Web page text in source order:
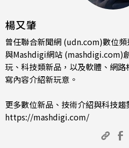
楊又肇
曾任聯合新聞網 (udn.com)數位
與Mashdigi網站 (mashdigi.com)
玩、科技類新品，以及軟體、網
寫內容介紹新玩意。
更多數位新品、技術介紹與科技趨
https://mashdigi.com/